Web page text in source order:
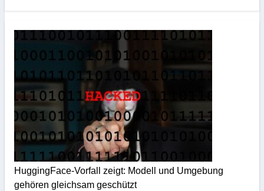
HuggingFace-Vorfall zeigt: Modell und Umgebung
gehören gleichsam geschützt